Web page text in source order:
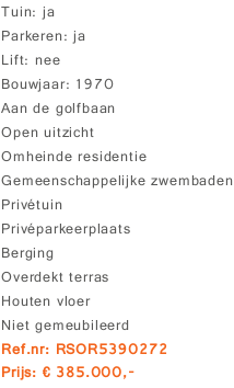
Tuin ja
Parkeren ja
Lift nee
Bouwjaar 1970
Aan de golfbaan
Open uitzicht
Omheinde residentie
Gemeenschappelijke zwembaden
Privétuin
Privéparkeerplaats
Berging
Overdekt terras
Houten vloer
Niet gemeubileerd
Ref.nr: RSOR5390272
Prijs: € 385.000,-